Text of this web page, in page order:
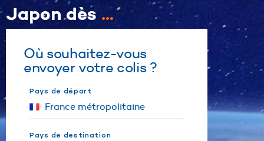
Japon dès ...
Où souhaitez-vous
envoyer votre colis ?
Pays de départ
Pays de destination